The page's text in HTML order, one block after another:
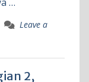
Leave a
2,